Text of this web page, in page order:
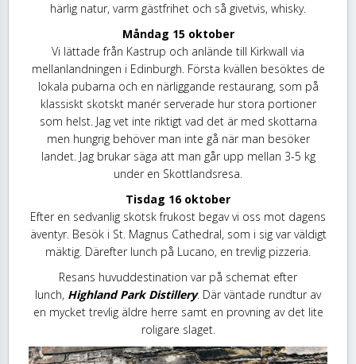
härlig natur, varm gästfrihet och så givetvis, whisky.
Måndag 15 oktober
Vi lättade från Kastrup och anlände till Kirkwall via
mellanlandningen i Edinburgh. Första kvällen besöktes de
lokala pubarna och en närliggande restaurang, som på
klassiskt skotskt manér serverade hur stora portioner
som helst. Jag vet inte riktigt vad det är med skottarna
men hungrig behöver man inte gå när man besöker
landet. Jag brukar säga att man går upp mellan 3-5 kg
under en Skottlandsresa.
Tisdag 16 oktober
Efter en sedvanlig skotsk frukost begav vi oss mot dagens
äventyr. Besök i St. Magnus Cathedral, som i sig var väldigt
mäktig. Därefter lunch på Lucano, en trevlig pizzeria.
Resans huvuddestination var på schemat efter
lunch, Highland Park Distillery. Där väntade rundtur av
en mycket trevlig äldre herre samt en provning av det lite
roligare slaget.